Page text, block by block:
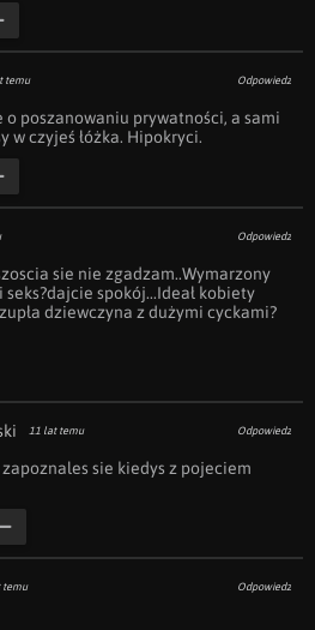
temu Odpowiedz
o poszanowaniu prywatności, a sami
w czyjeś łóżka. Hipokryci.
Odpowiedz
sie nie zgadzam..Wymarzony
seks?dajcie spokój...Ideał kobiety
dziewczyna z dużymi cyckami?
11 lat temu Odpowiedz
zapoznales sie kiedys z pojeciem
temu Odpowiedz